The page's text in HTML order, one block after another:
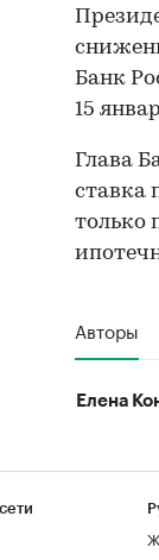
Банк
15
Глава
ставка
только
Авторы
Елена